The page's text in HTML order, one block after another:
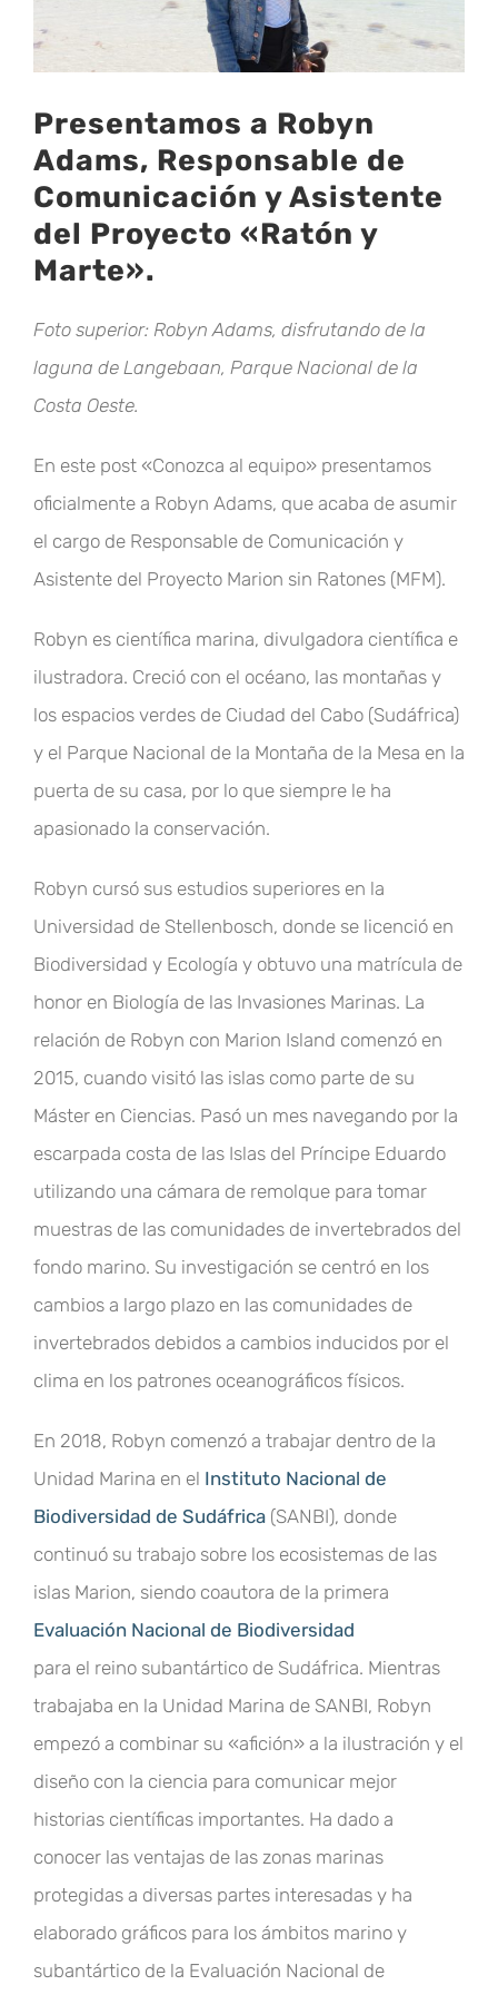
Presentamos a Robyn
Adams, Responsable de
Comunicación y Asistente
del Proyecto «Ratón y
Marte».
Foto superior: Robyn Adams, disfrutando de la
laguna de Langebaan, Parque Nacional de la
Costa Oeste.
En este post «Conozca al equipo» presentamos
oficialmente a Robyn Adams, que acaba de asumir
el cargo de Responsable de Comunicación y
Asistente del Proyecto Marion sin Ratones (MFM).
Robyn es científica marina, divulgadora científica e
ilustradora. Creció con el océano, las montañas y
los espacios verdes de Ciudad del Cabo (Sudáfrica)
y el Parque Nacional de la Montaña de la Mesa en la
puerta de su casa, por lo que siempre le ha
apasionado la conservación.
Robyn cursó sus estudios superiores en la
Universidad de Stellenbosch, donde se licenció en
Biodiversidad y Ecología y obtuvo una matrícula de
honor en Biología de las Invasiones Marinas. La
relación de Robyn con Marion Island comenzó en
2015, cuando visitó las islas como parte de su
Máster en Ciencias. Pasó un mes navegando por la
escarpada costa de las Islas del Príncipe Eduardo
utilizando una cámara de remolque para tomar
muestras de las comunidades de invertebrados del
fondo marino. Su investigación se centró en los
cambios a largo plazo en las comunidades de
invertebrados debidos a cambios inducidos por el
clima en los patrones oceanográficos físicos.
En 2018, Robyn comenzó a trabajar dentro de la
Unidad Marina en el Instituto Nacional de
Biodiversidad de Sudáfrica (SANBI), donde
continuó su trabajo sobre los ecosistemas de las
islas Marion, siendo coautora de la primera
Evaluación Nacional de Biodiversidad
para el reino subantártico de Sudáfrica. Mientras
trabajaba en la Unidad Marina de SANBI, Robyn
empezó a combinar su «afición» a la ilustración y el
diseño con la ciencia para comunicar mejor
historias científicas importantes. Ha dado a
conocer las ventajas de las zonas marinas
protegidas a diversas partes interesadas y ha
elaborado gráficos para los ámbitos marino y
subantártico de la Evaluación Nacional de